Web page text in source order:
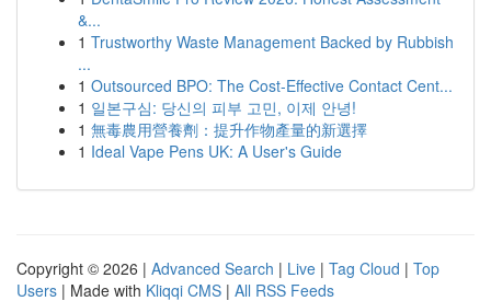
&...
1 Trustworthy Waste Management Backed by Rubbish
...
1 Outsourced BPO: The Cost-Effective Contact Cent...
1 일본구심: 당신의 피부 고민, 이제 안녕!
1 無毒農用營養劑：提升作物產量的新選擇
1 Ideal Vape Pens UK: A User's Guide
Copyright © 2026 | Advanced Search | Live | Tag Cloud | Top
Users | Made with Kliqqi CMS | All RSS Feeds